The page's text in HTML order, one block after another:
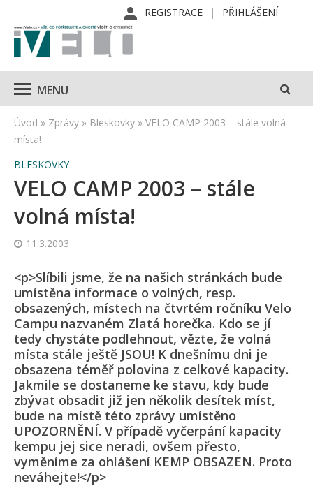
REGISTRACE PŘIHLÁŠENÍ
MENU
Úvod » Zprávy » Bleskovky » VELO CAMP 2003 – stále volná
místa!
BLESKOVKY
VELO CAMP 2003 – stále
volná místa!
11.3.2003
<p>Slíbili jsme, že na našich stránkách bude
umístěna informace o volných, resp.
obsazených, místech na čtvrtém ročníku Velo
Campu nazvaném Zlatá horečka. Kdo se jí
tedy chystáte podlehnout, vězte, že volná
místa stále ještě JSOU! K dnešnímu dni je
obsazena téměř polovina z celkové kapacity.
Jakmile se dostaneme ke stavu, kdy bude
zbývat obsadit již jen několik desítek míst,
bude na místě této zprávy umístěno
UPOZORNĚNÍ. V případě vyčerpání kapacity
kempu jej sice neradi, ovšem přesto,
vyměníme za ohlášení KEMP OBSAZEN. Proto
neváhejte!</p>